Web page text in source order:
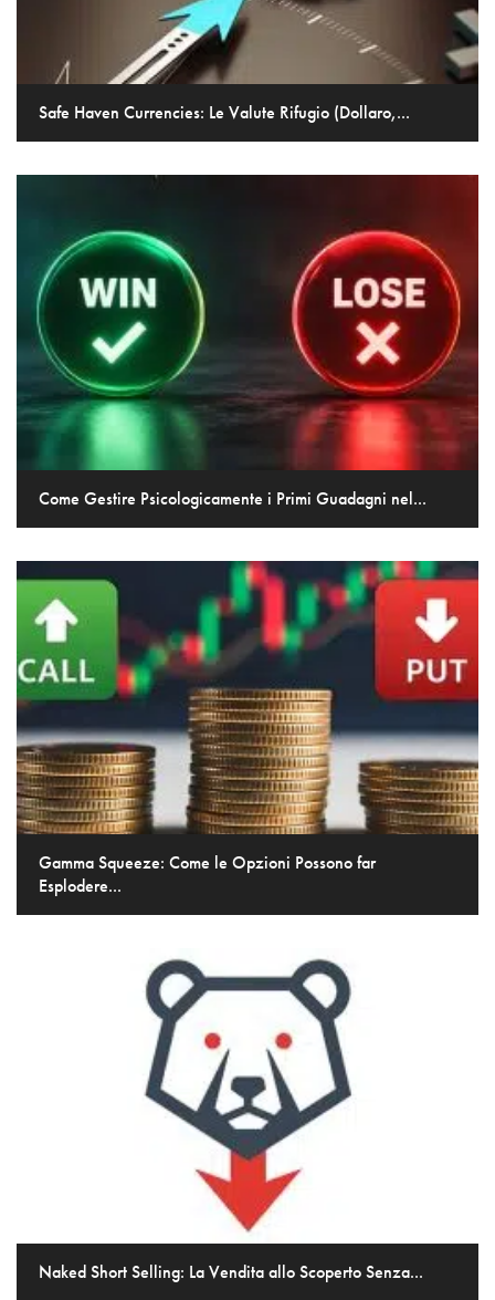
Safe Haven Currencies: Le Valute Rifugio (Dollaro,...
Come Gestire Psicologicamente i Primi Guadagni nel...
Gamma Squeeze: Come le Opzioni Possono far
Esplodere...
Naked Short Selling: La Vendita allo Scoperto Senza...